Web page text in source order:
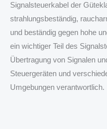
Signalsteuerkabel der
strahlungsbeständig,
und beständig gegen hohe
ein wichtiger Teil des
Übertragung von Signalen
Steuergeräten und
Umgebungen verantwortlich.